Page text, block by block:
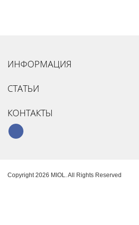
ИНФОРМАЦИЯ
СТАТЬИ
КОНТАКТЫ
Copyright 2026 MIOL. All Rights Reserved